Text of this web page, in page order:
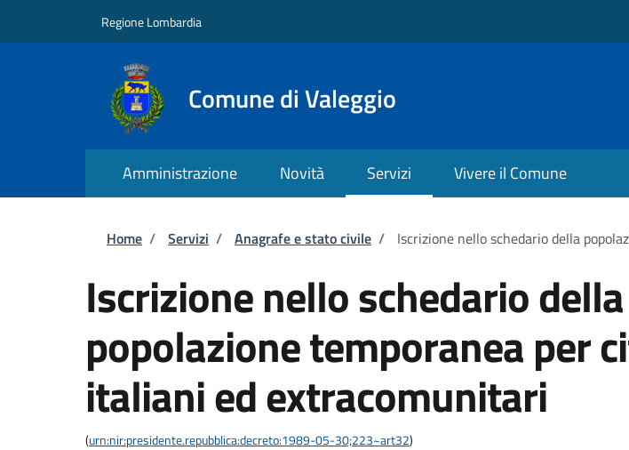
Regione Lombardia
Comune di Valeggio
Amministrazione Novità Servizi Vivere il Comune
Briciole di pane
Home / Servizi / Anagrafe e stato civile / Iscrizione nello schedario della
Iscrizione nello schedario della
popolazione temporanea per
italiani ed extracomunitari
(urn:nir:presidente.repubblica:decreto:1989-05-30;223~art32)